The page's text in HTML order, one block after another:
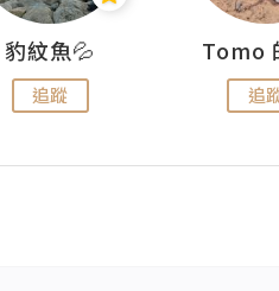
豹紋魚💦
追蹤 追